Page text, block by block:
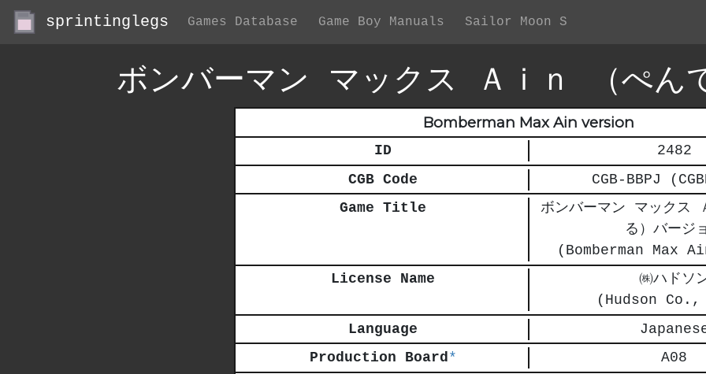
sprintinglegs Games Database Game Boy Manuals Sailor Moon S
ボンバーマン マックス Ａｉｎ （ぺん
Bomberman Max Ain version
ID
2482
CGB Code
CGB-BBPJ
Game Title
ボンバーマン マックス
る）バージ
(Bomberman Max
License Name
㈱ハドソ
(Hudson
Language
Production Board*
A08